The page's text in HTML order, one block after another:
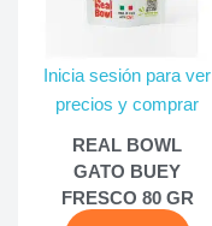
Inicia sesión para ver
precios y comprar
REAL BOWL
GATO BUEY
FRESCO 80 GR